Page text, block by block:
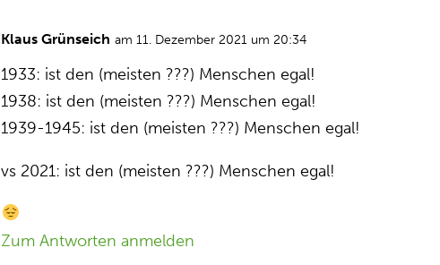
Klaus Grünseich am 11. Dezember 2021 um 20:34
1933: ist den (meisten ???) Menschen egal!
1938: ist den (meisten ???) Menschen egal!
1939-1945: ist den (meisten ???) Menschen egal!
vs 2021: ist den (meisten ???) Menschen egal!
Zum Antworten anmelden